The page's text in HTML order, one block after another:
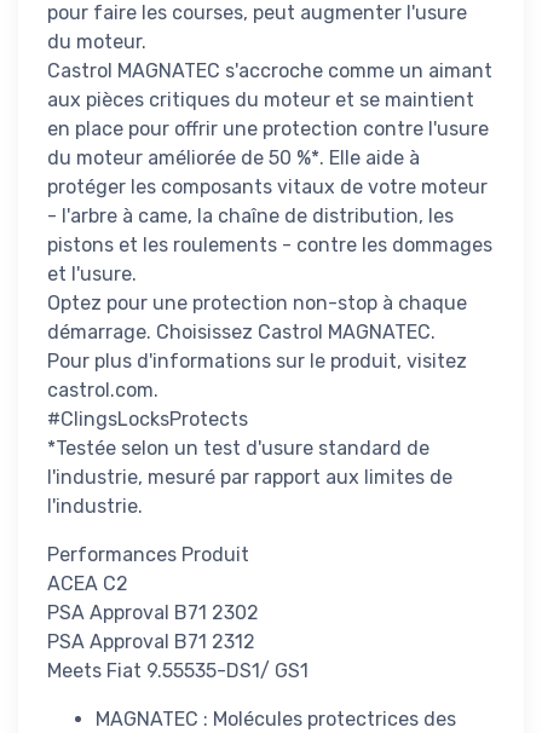
pour faire les courses, peut augmenter l'usure
du moteur.
Castrol MAGNATEC s'accroche comme un aimant
aux pièces critiques du moteur et se maintient
en place pour offrir une protection contre l'usure
du moteur améliorée de 50 %*. Elle aide à
protéger les composants vitaux de votre moteur
- l'arbre à came, la chaîne de distribution, les
pistons et les roulements - contre les dommages
et l'usure.
Optez pour une protection non-stop à chaque
démarrage. Choisissez Castrol MAGNATEC.
Pour plus d'informations sur le produit, visitez
castrol.com.
#ClingsLocksProtects
*Testée selon un test d'usure standard de
l'industrie, mesuré par rapport aux limites de
l'industrie.
Performances Produit
ACEA C2
PSA Approval B71 2302
PSA Approval B71 2312
Meets Fiat 9.55535-DS1/ GS1
MAGNATEC : Molécules protectrices des